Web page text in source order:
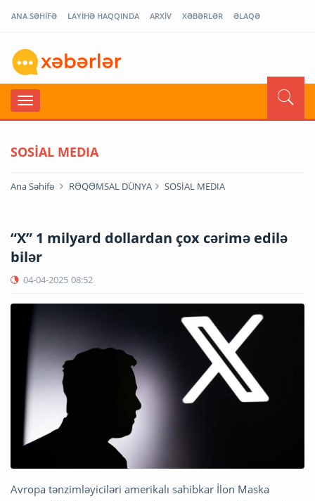
ANA SƏHİFƏ LAYİHƏ HAQQINDA ARXİV XƏBƏRLƏR ƏLAQƏ
SOSİAL MEDIA
Ana Səhifə RƏQƏMSAL DÜNYA SOSİAL MEDIA
“X” 1 milyard dollardan çox cərimə edilə
bilər
04-04-2025 08:52
Avropa tənzimləyiciləri amerikalı sahibkar İlon Maska